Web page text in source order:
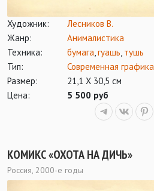
Художник:
Лесников В.
Жанр:
Анималистика
Техника:
бумага гуашь тушь
Тип:
Современная графика
Размер:
21,1 Х 30,5 см
Цена:
5 500 руб
КОМИКС «ОХОТА НА ДИЧЬ»
Россия, 2000-е годы